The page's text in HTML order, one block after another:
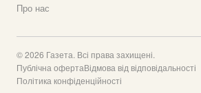
Про нас
© 2026 Газета. Всі права захищені.
Публічна офертаВідмова від відповідальності
Політика конфіденційності